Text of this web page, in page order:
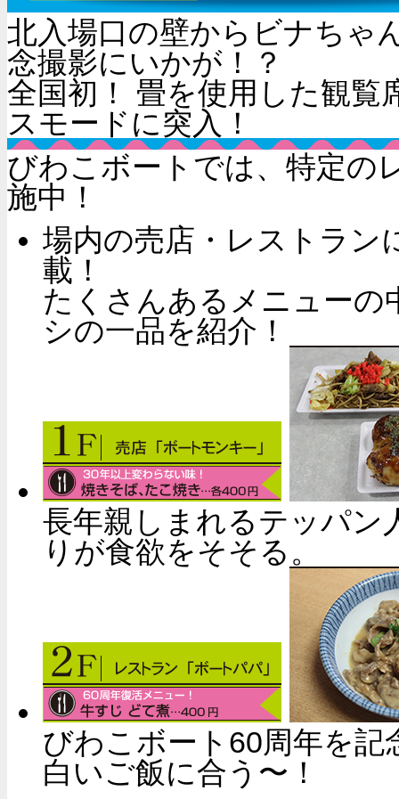
北入場口の壁からビナち
念撮影にいかが！？
全国初！ 畳を使用した観
スモードに突入！
びわこボートでは、特定の
施中！
場内の売店・レストラン
載！
たくさんあるメニューの
シの一品を紹介！
長年親しまれるテッパン
りが食欲をそそる。
びわこボート60周年を
白いご飯に合う〜！